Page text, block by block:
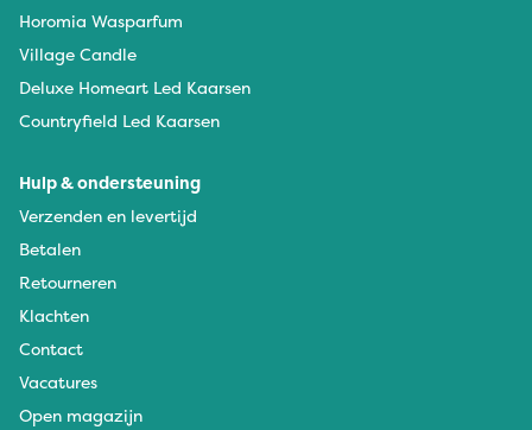
Horomia Wasparfum
Village Candle
Deluxe Homeart Led Kaarsen
Countryfield Led Kaarsen
Hulp & ondersteuning
Verzenden en levertijd
Betalen
Retourneren
Klachten
Contact
Vacatures
Open magazijn